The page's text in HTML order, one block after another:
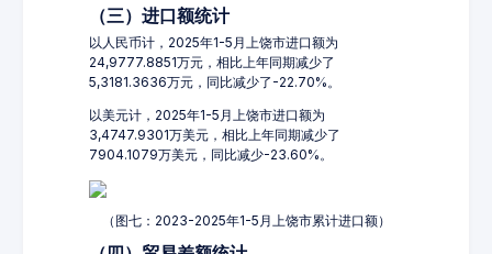
（三）进口额统计
以人民币计，2025年1-5月上饶市进口额为
24,9777.8851万元，相比上年同期减少了
5,3181.3636万元，同比减少了-22.70%。
以美元计，2025年1-5月上饶市进口额为
3,4747.9301万美元，相比上年同期减少了
7904.1079万美元，同比减少-23.60%。
（图七：2023-2025年1-5月上饶市累计进口额）